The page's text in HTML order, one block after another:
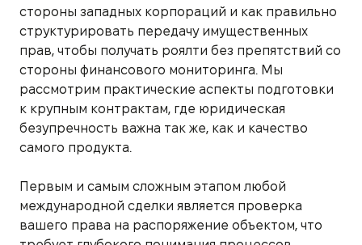
стороны западных корпораций и как правильно
структурировать передачу имущественных
прав, чтобы получать роялти без препятствий со
стороны финансового мониторинга. Мы
рассмотрим практические аспекты подготовки
к крупным контрактам, где юридическая
безупречность важна так же, как и качество
самого продукта.
Первым и самым сложным этапом любой
международной сделки является проверка
вашего права на распоряжение объектом, что